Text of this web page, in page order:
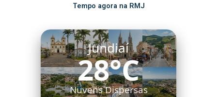
Tempo agora na RMJ
Jundiaí
28°C
Nuvens Dispersas